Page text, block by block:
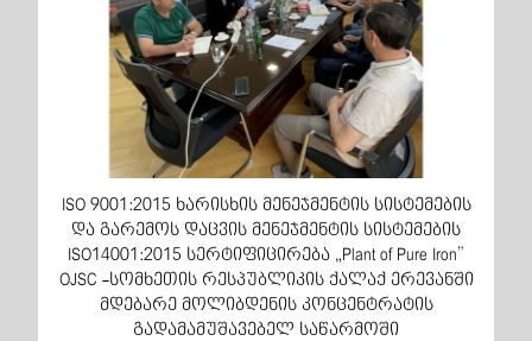
ISO 9001:2015 ხარისხის მენეჯმენტის სისტემების
და გარემოს დაცვის მენეჯმენტის სისტემების
ISO14001:2015 სერტიფიცირება „Plant of Pure Iron”
OJSC -სომხეთის რესპუბლიკის ქალაქ ერევანში
მდებარე მოლიბდენის კონცენტრატის
გადამამუშავებელ საწარმოში